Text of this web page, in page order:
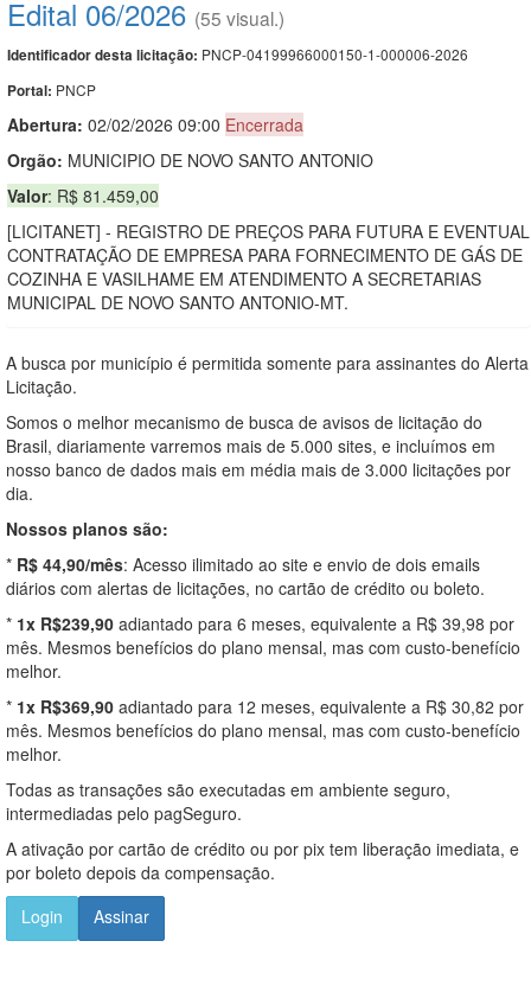
Edital 06/2026 (55 visual.)
Identificador desta licitação: PNCP-04199966000150-1-000006-2026
Portal: PNCP
Abertura: 02/02/2026 09:00 Encerrada
Orgão: MUNICIPIO DE NOVO SANTO ANTONIO
Valor: R$ 81.459,00
[LICITANET] - REGISTRO DE PREÇOS PARA FUTURA E EVENTUAL
CONTRATAÇÃO DE EMPRESA PARA FORNECIMENTO DE GÁS DE
COZINHA E VASILHAME EM ATENDIMENTO A SECRETARIAS
MUNICIPAL DE NOVO SANTO ANTONIO-MT.
A busca por município é permitida somente para assinantes do Alerta
Licitação.
Somos o melhor mecanismo de busca de avisos de licitação do
Brasil, diariamente varremos mais de 5.000 sites, e incluímos em
nosso banco de dados mais em média mais de 3.000 licitações por
dia.
Nossos planos são:
* R$ 44,90/mês: Acesso ilimitado ao site e envio de dois emails
diários com alertas de licitações, no cartão de crédito ou boleto.
* 1x R$239,90 adiantado para 6 meses, equivalente a R$ 39,98 por
mês. Mesmos benefícios do plano mensal, mas com custo-benefício
melhor.
* 1x R$369,90 adiantado para 12 meses, equivalente a R$ 30,82 por
mês. Mesmos benefícios do plano mensal, mas com custo-benefício
melhor.
Todas as transações são executadas em ambiente seguro,
intermediadas pelo pagSeguro.
A ativação por cartão de crédito ou por pix tem liberação imediata, e
por boleto depois da compensação.
Login
Assinar